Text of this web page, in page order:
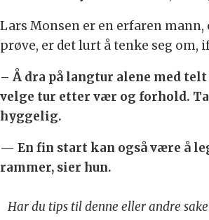
Lars Monsen er en erfaren
prøve, er det lurt å tenke seg om,
– Å dra på langtur alene med
velge tur etter vær og forhold.
hyggelig.
— En fin start kan også være å
rammer, sier hun.
Har du tips til denne eller andre